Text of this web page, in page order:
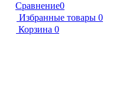
Сравнение0
Избранные товары 0
Корзина 0